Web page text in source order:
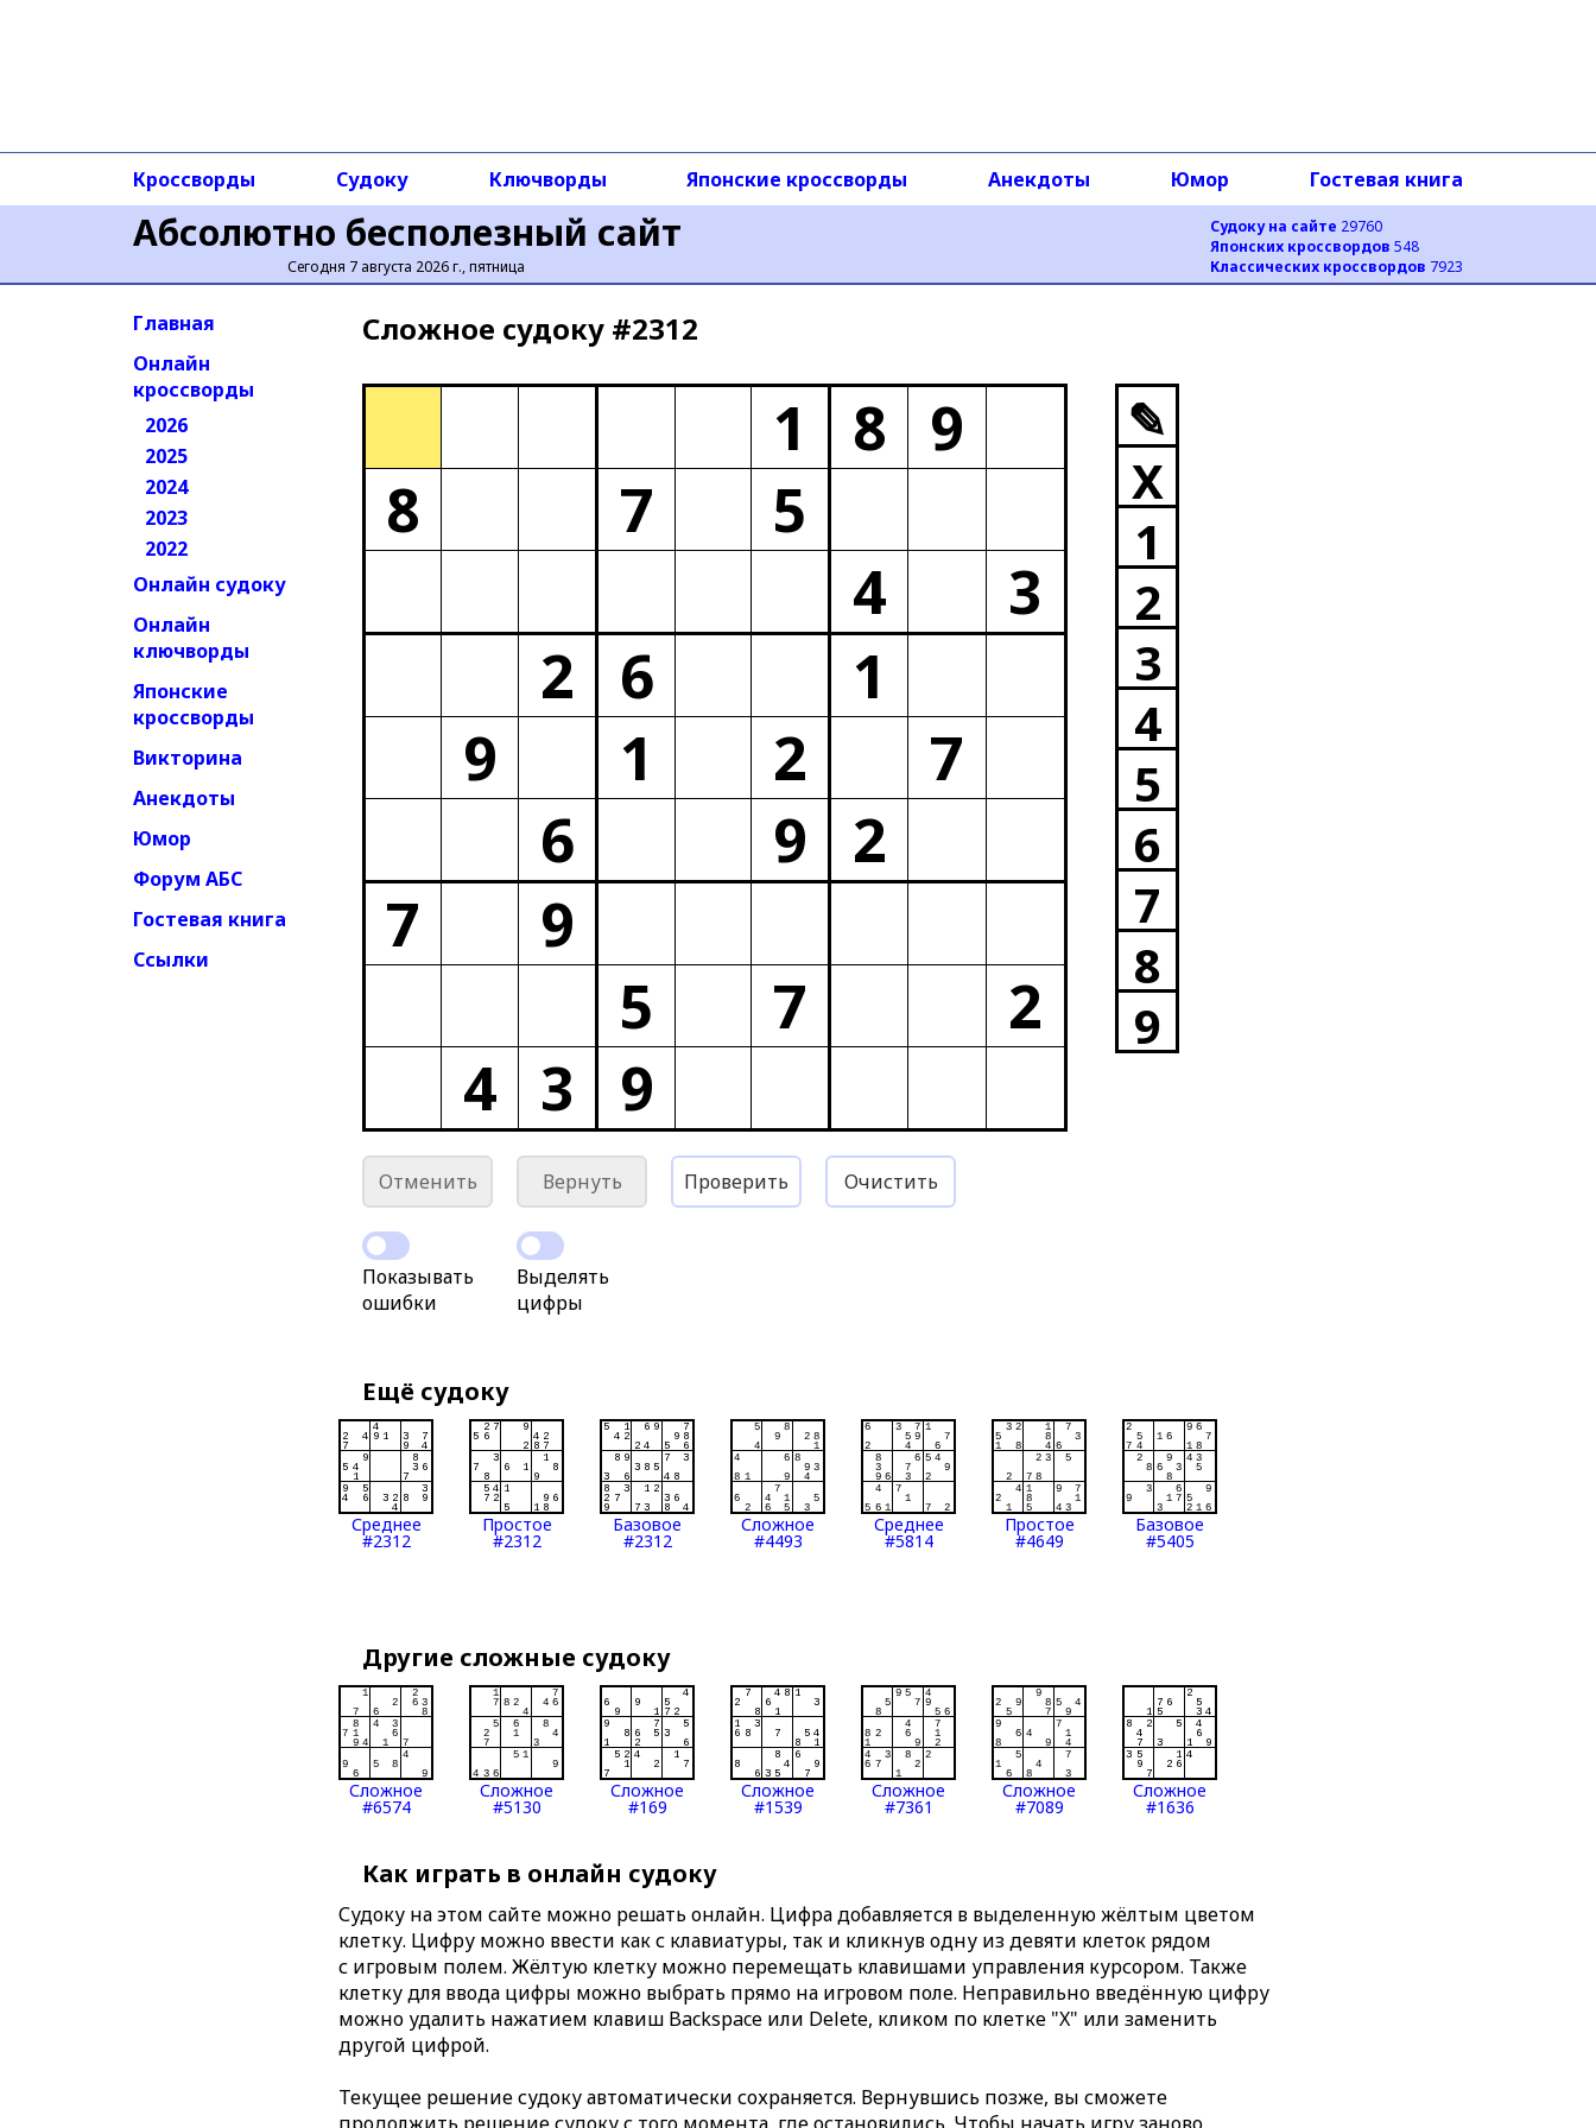
Абсолютно бесполезный сайт
Сегодня 7 августа 2026 г., пятница
Судоку на сайте 29760
Японских кроссвордов 548
Классических кроссвордов 7923
Кроссворды Судоку Ключворды Японские кроссворды Анекдоты Юмор Гостевая книга
Главная
Онлайн
кроссворды
2026
2025
2024
2023
2022
Онлайн судоку
Онлайн
ключворды
Японские
кроссворды
Викторина
Анекдоты
Юмор
Форум АБС
Гостевая книга
Ссылки
Сложное cудоку #2312
1 8 9
8
7
5
4
3
2
6
1
9
1 2
7
6
9
2
7
9
5
7
2
4 3 9
✎
X
1
2
3
4
5
6
7
8
9
Отменить Вернуть Проверить Очистить
Показывать
ошибки
Выделять
цифры
Ещё судоку
Среднее
#2312
Простое
#2312
Базовое
#2312
Сложное
#4493
Среднее
#5814
Простое
#4649
Базовое
#5405
Другие сложные судоку
Сложное
#6574
Сложное
#5130
Сложное
#169
Сложное
#1539
Сложное
#7361
Сложное
#7089
Сложное
#1636
Как играть в онлайн судоку
Судоку на этом сайте можно решать онлайн. Цифра добавляется в выделенную жёлтым цветом
клетку. Цифру можно ввести как с клавиатуры, так и кликнув одну из девяти клеток рядом
с игровым полем. Жёлтую клетку можно перемещать клавишами управления курсором. Также
клетку для ввода цифры можно выбрать прямо на игровом поле. Неправильно введённую цифру
можно удалить нажатием клавиш Backspace или Delete, кликом по клетке "X" или заменить
другой цифрой.
Текущее решение судоку автоматически сохраняется. Вернувшись позже, вы сможете